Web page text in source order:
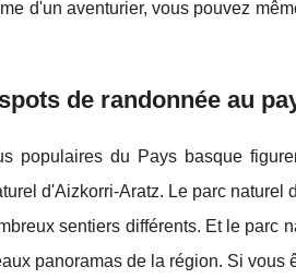
d'un aventurier, vous pouvez
de randonnée au
populaires du Pays basque
d'Aizkorri-Aratz. Le parc
sentiers différents. Et le parc
panoramas de la région. Si